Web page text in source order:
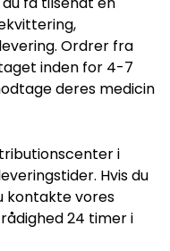
Ordrer fra
inden for 4-7
deres medicin
i
Hvis du
kontakte vores
24 timer i